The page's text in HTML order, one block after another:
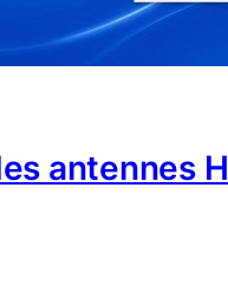
antennes